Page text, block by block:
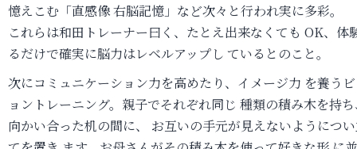
憶えこむ「直感像 右脳記憶」など次々と行われ実に多彩。
これらは和田トレーナー曰く、たとえ出来なくても OK、体
るだけで確実に脳力はレベルアップし ているとのこと。
次にコミュニケーション力を高めたり、イメージ力 を養う
ョントレーニング。親子でそれぞれ同じ 種類の積み木を持
向かい合った机の間に、 お互いの手元が見えないようにつ